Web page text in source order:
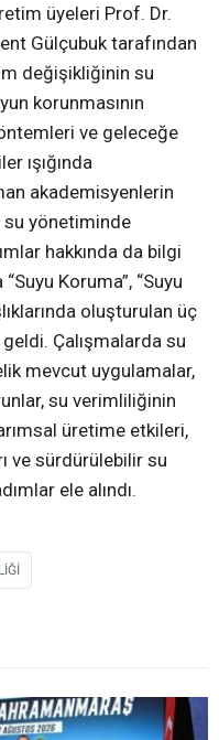
üyeleri Prof. Dr.
Gülçubuk tarafından
değişikliğinin su
korunmasının
ve geleceğe
ışığında
akademisyenlerin
su yönetiminde
hakkında da bilgi
Koruma”, “Suyu
oluşturulan üç
Çalışmalarda su
mevcut uygulamalar,
su verimliliğinin
üretime etkileri,
ve sürdürülebilir su
ele alındı.